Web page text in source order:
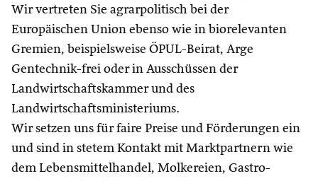
Wir vertreten Sie agrarpolitisch bei der
Europäischen Union ebenso wie in biorelevanten
Gremien, beispielsweise ÖPUL-Beirat, Arge
Gentechnik-frei oder in Ausschüssen der
Landwirtschaftskammer und des
Landwirtschaftsministeriums.
Wir setzen uns für faire Preise und Förderungen ein
und sind in stetem Kontakt mit Marktpartnern wie
dem Lebensmittelhandel, Molkereien, Gastro-